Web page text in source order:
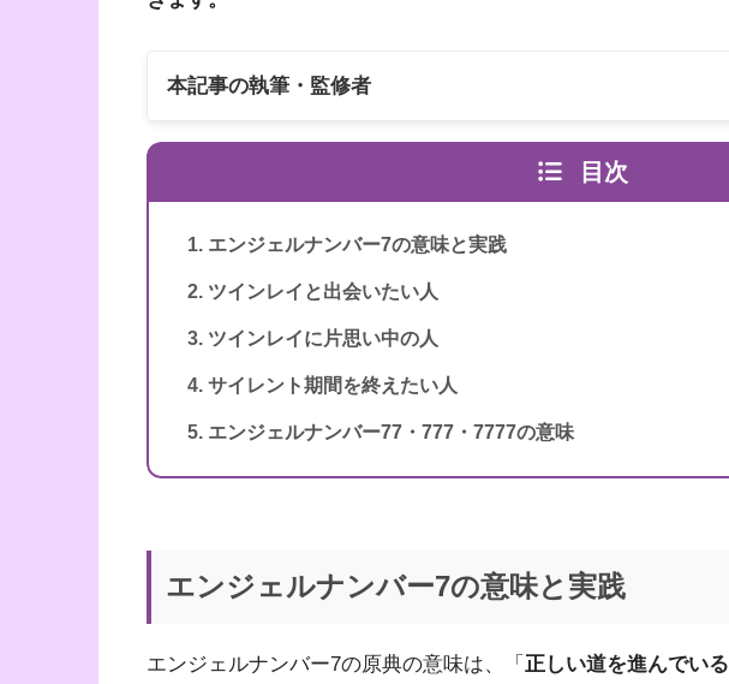
本記事の執筆・監修者
目次
エンジェルナンバー7の意味と実践
ツインレイと出会いたい人
ツインレイに片思い中の人
サイレント期間を終えたい人
エンジェルナンバー77・777・7777の意味
エンジェルナンバー7の意味と実践
エンジェルナンバー7の原典の意味は、「 正しい道を進んでいる